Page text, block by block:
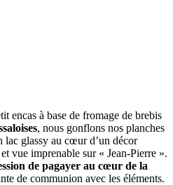
encas à base de fromage de brebis
, nous gonflons nos planches
lac glassy au cœur d’un décor
vue imprenable sur « Jean-Pierre ».
de pagayer au cœur de la
de communion avec les éléments.